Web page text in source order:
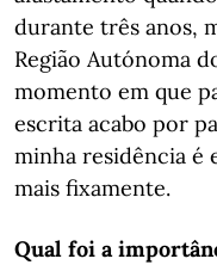
durante três anos,
Região Autónoma
momento em que
escrita acabo por
minha residência é
mais fixamente.
Qual foi a